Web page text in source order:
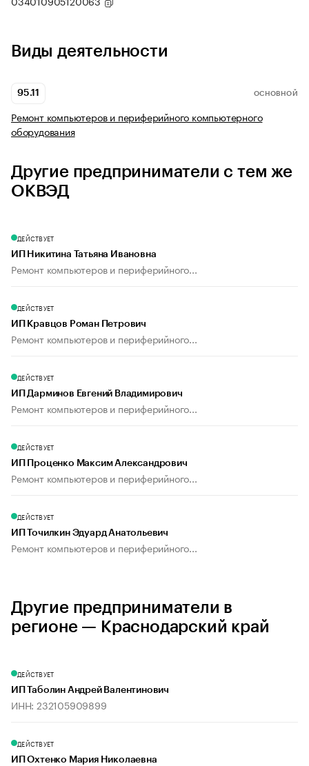
Виды деятельности
95.11 ОСНОВНОЙ
Ремонт компьютеров и периферийного компьютерного
оборудования
Другие предприниматели с тем же
ОКВЭД
ДЕЙСТВУЕТ
ИП Никитина Татьяна Ивановна
Ремонт компьютеров и периферийного...
ДЕЙСТВУЕТ
ИП Кравцов Роман Петрович
Ремонт компьютеров и периферийного...
ДЕЙСТВУЕТ
ИП Дарминов Евгений Владимирович
Ремонт компьютеров и периферийного...
ДЕЙСТВУЕТ
ИП Проценко Максим Александрович
Ремонт компьютеров и периферийного...
ДЕЙСТВУЕТ
ИП Точилкин Эдуард Анатольевич
Ремонт компьютеров и периферийного...
Другие предприниматели в
регионе — Краснодарский край
ДЕЙСТВУЕТ
ИП Таболин Андрей Валентинович
ИНН: 232105909899
ДЕЙСТВУЕТ
ИП Охтенко Мария Николаевна